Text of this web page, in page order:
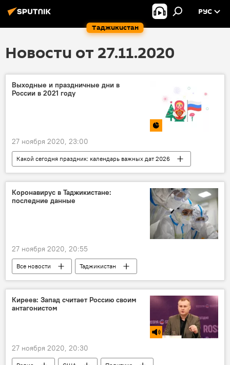
Таджикистан
РУС
Новости от 27.11.2020
Выходные и праздничные дни в
России в 2021 году
27 ноября 2020, 23:00
Какой сегодня праздник: календарь важных дат 2026
Инфографика
праздник
Россия
выходные
Коронавирус в Таджикистане:
последние данные
27 ноября 2020, 20:55
Все новости
Таджикистан
Здравоохранение
коронавирус
Коронавирус в Таджикистане: последние новости
Киреев: Запад считает Россию своим
антагонистом
27 ноября 2020, 20:30